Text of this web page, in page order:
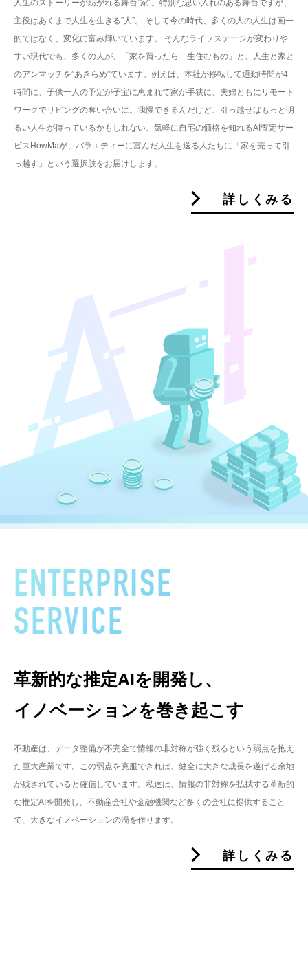
人生のストーリーが紡がれる舞台”家”。特別な思い入れのある舞台ですが、
主役はあくまで人生を生きる”人”。 そして今の時代、多くの人の人生は画一
的ではなく、変化に富み輝いています。 そんなライフステージが変わりや
すい現代でも、多くの人が、「家を買ったら一生住むもの」と、人生と家と
のアンマッチを”あきらめ”ています。例えば、本社が移転して通勤時間が4
時間に、子供一人の予定が子宝に恵まれて家が手狭に、夫婦ともにリモート
ワークでリビングの奪い合いに。我慢できるんだけど、引っ越せばもっと明
るい人生が待っているかもしれない。気軽に自宅の価格を知れるAI査定サー
ビスHowMaが、バラエティーに富んだ人生を送る人たちに「家を売って引
っ越す」という選択肢をお届けします。
詳しくみる
ENTERPRISE
SERVICE
革新的な推定AIを開発し、
イノベーションを巻き起こす
不動産は、データ整備が不完全で情報の非対称が強く残るという弱点を抱え
た巨大産業です。この弱点を克服できれば、健全に大きな成長を遂げる余地
が残されていると確信しています。私達は、情報の非対称を払拭する革新的
な推定AIを開発し、不動産会社や金融機関など多くの会社に提供すること
で、大きなイノベーションの渦を作ります。
詳しくみる